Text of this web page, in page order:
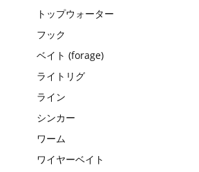
トップウォーター
フック
ベイト (forage)
ライトリグ
ライン
シンカー
ワーム
ワイヤーベイト